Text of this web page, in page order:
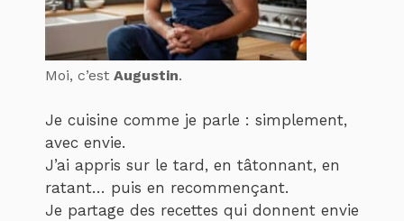
Moi, c’est Augustin.
Je cuisine comme je parle : simplement,
avec envie.
J’ai appris sur le tard, en tâtonnant, en
ratant… puis en recommençant.
Je partage des recettes qui donnent envie